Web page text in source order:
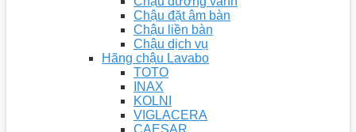
Chậu đặt âm bàn
Chậu liền bàn
Chậu dịch vụ
Hãng chậu Lavabo
TOTO
INAX
KOLNI
VIGLACERA
CAESAR